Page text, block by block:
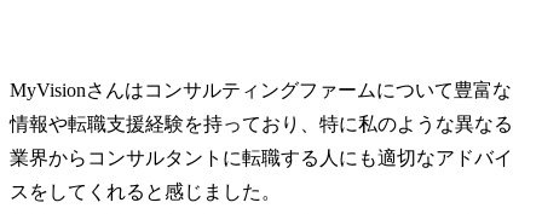
MyVisionさんはコンサルティングファームについて豊富な
情報や転職支援経験を持っており、特に私のような異なる
業界からコンサルタントに転職する人にも適切なアドバイ
スをしてくれると感じました。